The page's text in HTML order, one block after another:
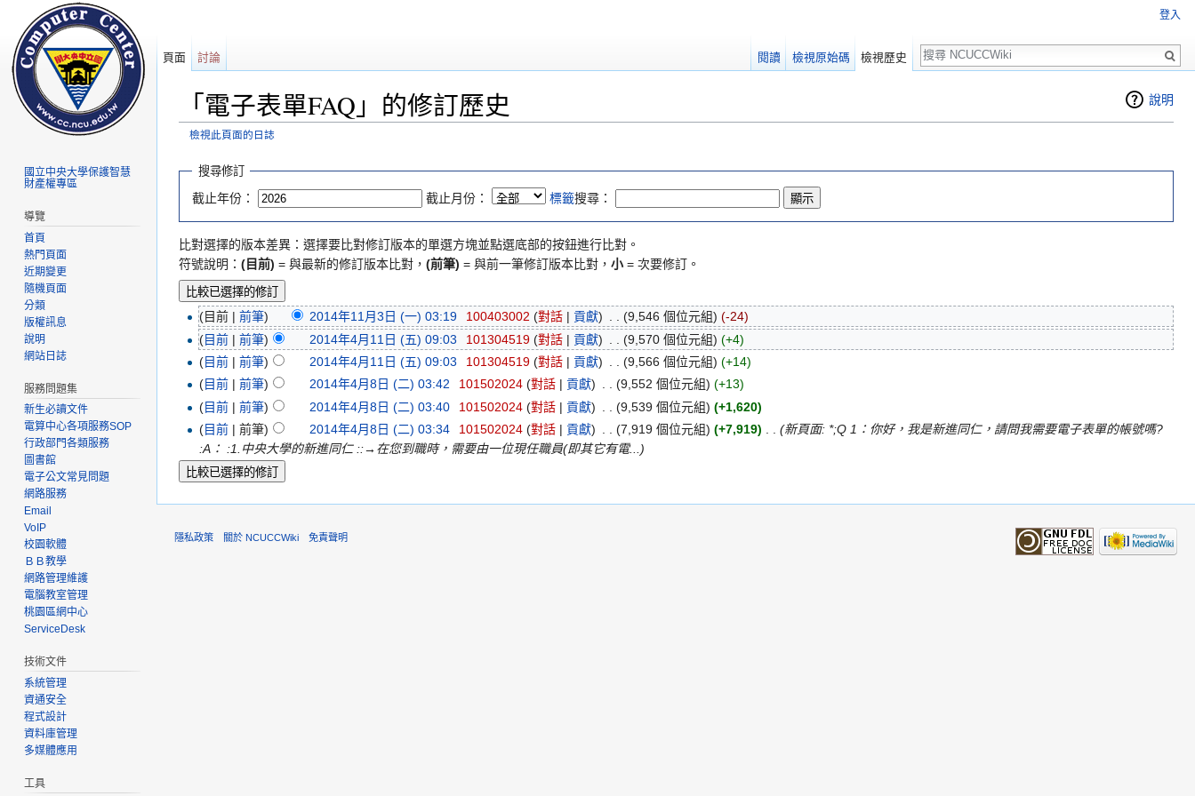
說明
「電子表單FAQ」的修訂歷史
檢視此頁面的日誌
搜尋修訂
截止年份： 截止月份： 標籤搜尋：
比對選擇的版本差異：選擇要比對修訂版本的單選方塊並點選底部的按鈕進行比對。
符號說明： (目前) = 與最新的修訂版本比對， (前筆) = 與前一筆修訂版本比對， 小 = 次要修訂。
(目前 |前筆) 2014年11月3日 (一) 03:19 100403002 (對話| 貢獻) (9,546 個位元組) (-24)
(目前 |前筆) 2014年4月11日 (五) 09:03 101304519(對話| 貢獻) (9,570 個位元組) (+4)
(目前 |前筆) 2014年4月11日 (五) 09:03 101304519(對話| 貢獻) (9,566 個位元組) (+14)
(目前 |前筆) 2014年4月8日 (二) 03:42 101502024(對話| 貢獻) . . (9,552 個位元組) (+13)
(目前 |前筆) 2014年4月8日 (二) 03:40 101502024(對話| 貢獻) (9,539 個位元組) (+1,620)
(目前 | 前筆) 2014年4月8日 (二) 03:34 101502024(對話| 貢獻) (7,919 個位元組) (+7,919)
(新頁面: *;Q 1：你好，我是新進同仁，請問我需要電子表單的帳號嗎?
:A： :1.中央大學的新進同仁 ::→在您到職時，需要由一位現任職員(即其它有電...)
登入
頁面 討論 閱讀 檢視原始碼 檢視歷史
搜
尋
國立中央大學保護智慧
財產權專區
導覽
首頁
熱門頁面
近期變更
隨機頁面
分類
版權訊息
說明
網站日誌
服務問題集
新生必讀文件
電算中心各項服務SOP
行政部門各類服務
圖書館
電子公文常見問題
網路服務
Email
VoIP
校園軟體
ＢＢ教學
網路管理維護
電腦教室管理
桃園區網中心
ServiceDesk
技術文件
系統管理
資通安全
程式設計
資料庫管理
多媒體應用
工具
隱私政策 關於 NCUCCWiki 免責聲明